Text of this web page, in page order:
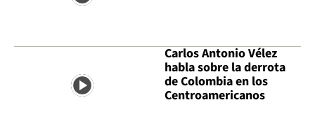
Carlos Antonio Vélez
habla sobre la derrota
de Colombia en los
Centroamericanos